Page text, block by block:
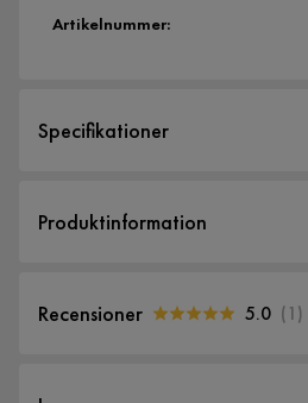
Artikelnummer:
Specifikationer
Storlek
Produktinformation
Recensioner 5.0 (1)